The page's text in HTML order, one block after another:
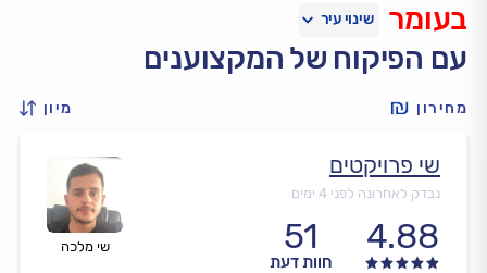
עירעיר: תל אביב, חיפה…בעומר
עם הפיקוח של המקצוענים
מחירון מיון
שי מלכה
שי פרויקטים
נבדק לאחרונה לפני 4 ימים
4.88
51
חוות דעת